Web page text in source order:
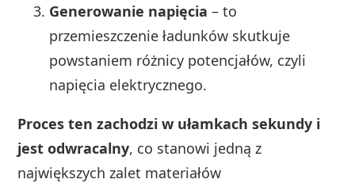
Generowanie napięcia – to
przemieszczenie ładunków skutkuje
powstaniem różnicy potencjałów, czyli
napięcia elektrycznego.
Proces ten zachodzi w ułamkach sekundy i
jest odwracalny, co stanowi jedną z
największych zalet materiałów